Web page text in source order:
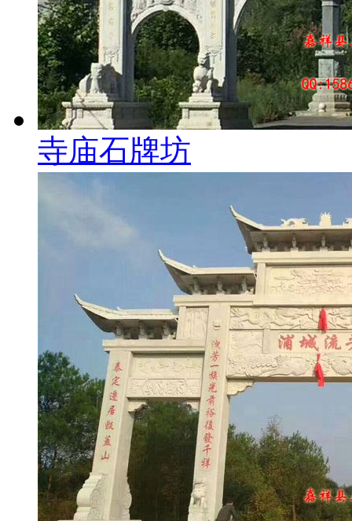
寺庙石牌坊